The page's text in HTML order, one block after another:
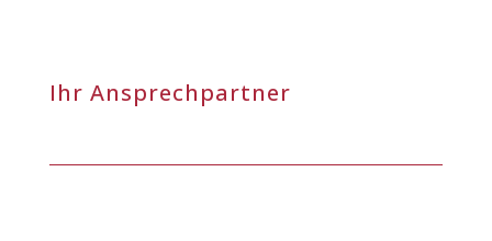
Ihr Ansprechpartner